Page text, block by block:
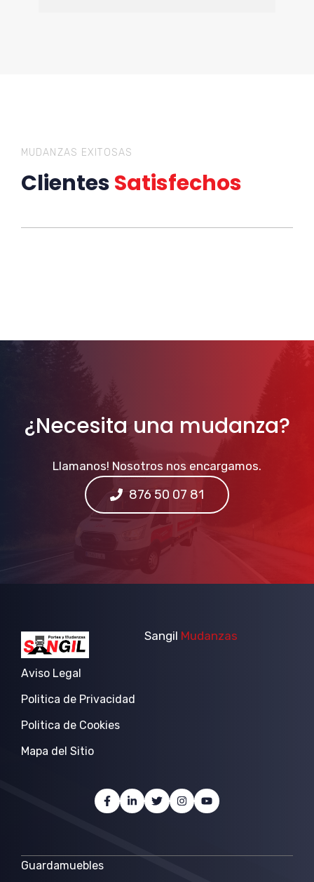
MUDANZAS EXITOSAS
ClientesSatisfechos
¿Necesita una mudanza?
Llamanos! Nosotros nos encargamos.
876 50 07 81
Sangil Mudanzas
Aviso Legal
Politica de Privacidad
Politica de Cookies
Mapa del Sitio
Guardamuebles